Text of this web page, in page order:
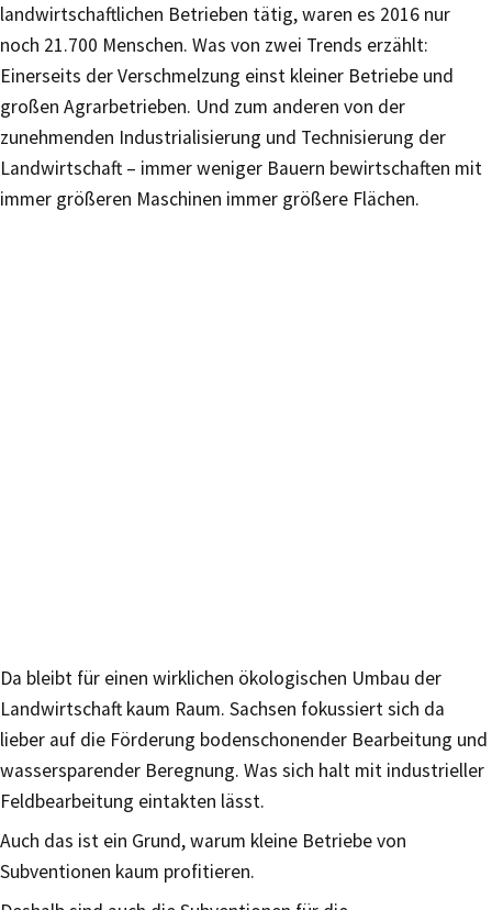
landwirtschaftlichen Betrieben tätig, waren es 2016 nur
noch 21.700 Menschen. Was von zwei Trends erzählt:
Einerseits der Verschmelzung einst kleiner Betriebe und
großen Agrarbetrieben. Und zum anderen von der
zunehmenden Industrialisierung und Technisierung der
Landwirtschaft – immer weniger Bauern bewirtschaften mit
immer größeren Maschinen immer größere Flächen.
Da bleibt für einen wirklichen ökologischen Umbau der
Landwirtschaft kaum Raum. Sachsen fokussiert sich da
lieber auf die Förderung bodenschonender Bearbeitung und
wassersparender Beregnung. Was sich halt mit industrieller
Feldbearbeitung eintakten lässt.
Auch das ist ein Grund, warum kleine Betriebe von
Subventionen kaum profitieren.